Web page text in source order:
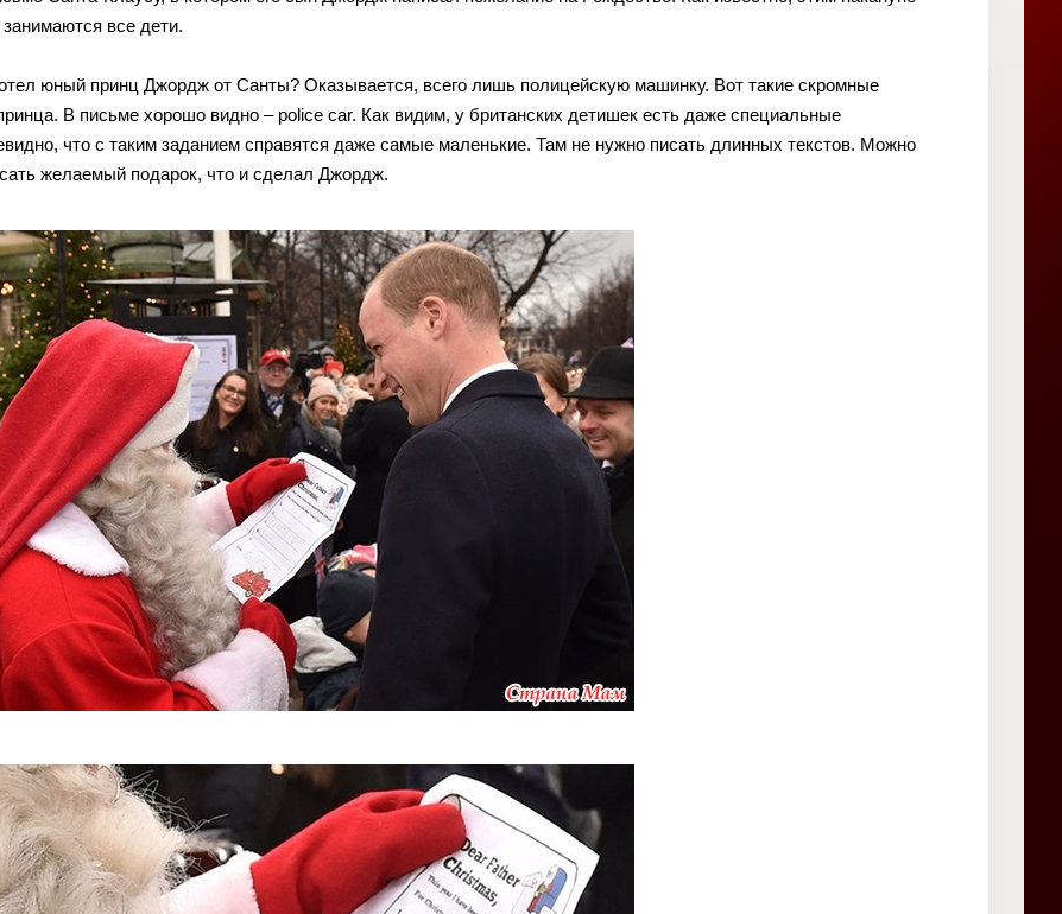
все дети.
юный принц Джордж от Санты? Оказывается, всего лишь полицейскую машинку. Вот такие скромные
В письме хорошо видно – police car. Как видим, у британских детишек есть даже специальные
что с таким заданием справятся даже самые маленькие. Там не нужно писать длинных текстов. Можно
желаемый подарок, что и сделал Джордж.